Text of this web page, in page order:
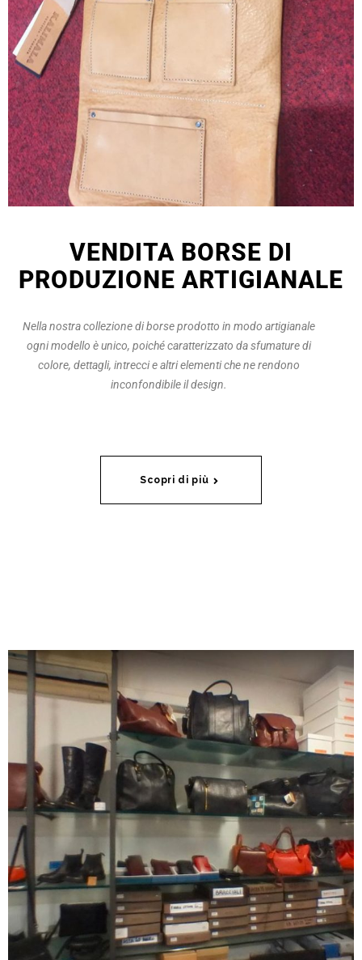
VENDITA BORSE DI
PRODUZIONE ARTIGIANALE
Nella nostra collezione di borse prodotto in modo artigianale
ogni modello è unico, poiché caratterizzato da sfumature di
colore, dettagli, intrecci e altri elementi che ne rendono
inconfondibile il design.
Scopri di più